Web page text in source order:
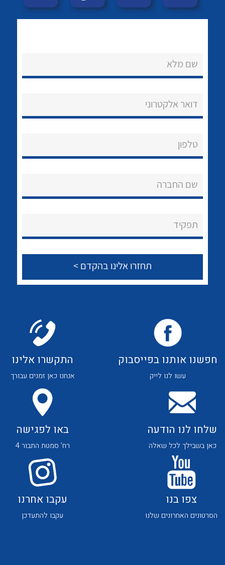
שם מלא
דואר אלקטרוני
טלפון
שם החברה
תפקיד
חפשנו אותנו בפייסבוק
עשו לנו לייק
התקשרו אלינו
אנחנו כאן זמנים עבורך
שלחו לנו הודעה
כאן בשבילך לכל שאלה
באו לפגישה
רח' סמטת התבור 4
צפו בנו
הסרטונים האחרונים שלנו
עקבו אחרנו
עקבו להתעדכן